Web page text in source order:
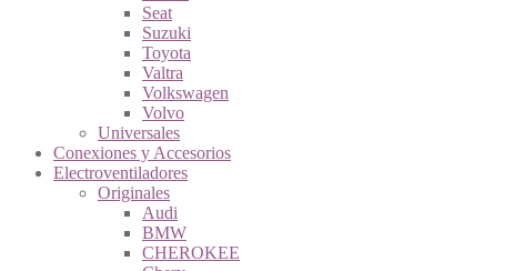
Seat
Suzuki
Toyota
Valtra
Volkswagen
Volvo
Universales
Conexiones y Accesorios
Electroventiladores
Originales
Audi
BMW
CHEROKEE